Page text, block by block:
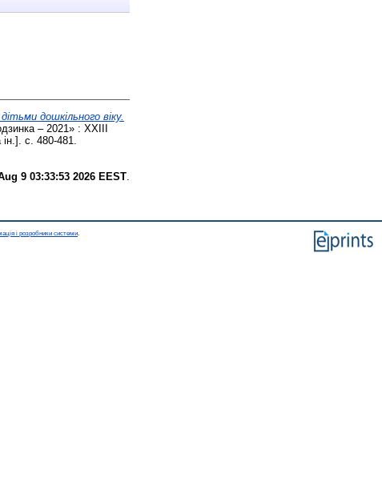
дошкільного віку.
– 2021» : XXІIІ
с. 480-481.
9 03:33:53 2026 EEST
і розробники системи